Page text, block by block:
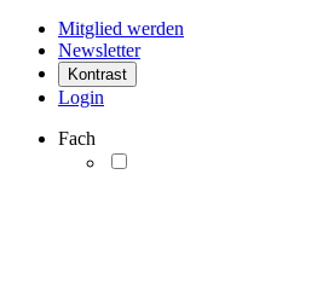
Mitglied werden
Newsletter
Kontrast
Login
Fach